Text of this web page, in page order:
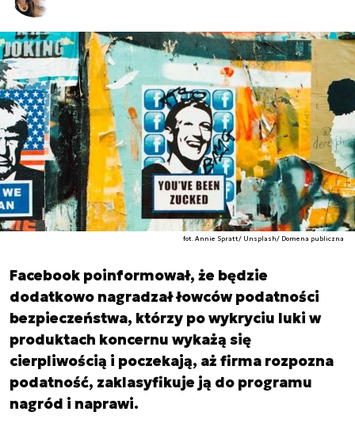
fot. Annie Spratt/ Unsplash/ Domena publiczna
Facebook poinformował, że będzie
dodatkowo nagradzał łowców podatności
bezpieczeństwa, którzy po wykryciu luki w
produktach koncernu wykażą się
cierpliwością i poczekają, aż firma rozpozna
podatność, zaklasyfikuje ją do programu
nagród i naprawi.